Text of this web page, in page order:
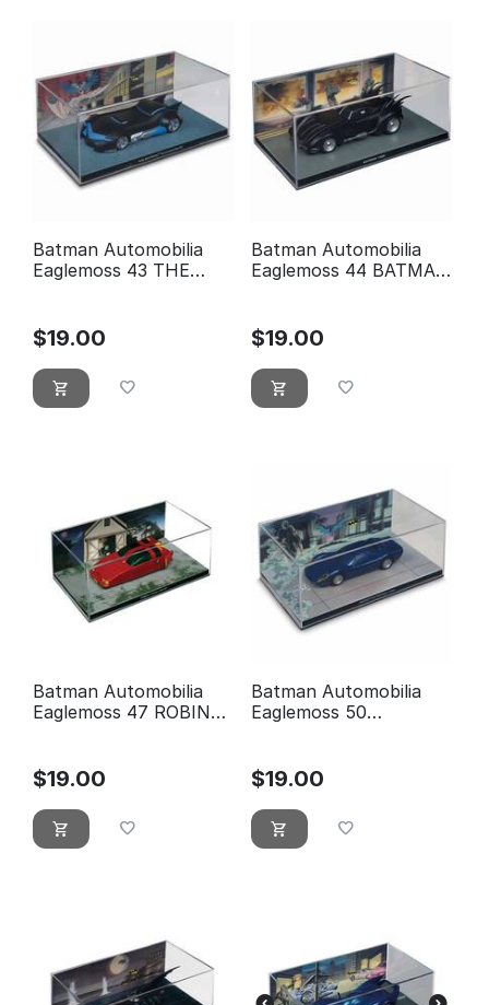
Batman Automobilia
Eaglemoss 43 THE
$19.00
Batman Automobilia
Eaglemoss 44 BATMAN
$19.00
Batman Automobilia
Eaglemoss 47 ROBIN
$19.00
Batman Automobilia
Eaglemoss 50
$19.00